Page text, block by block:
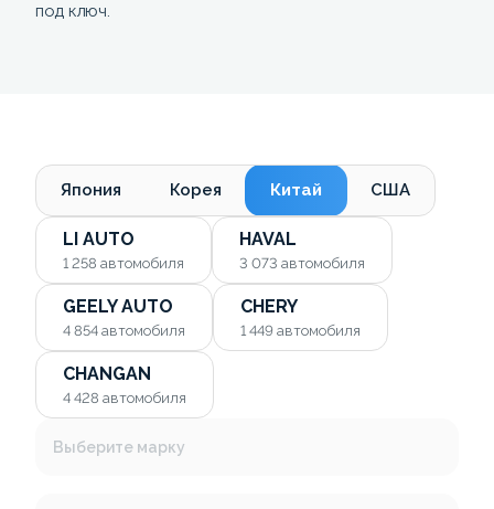
под ключ.
Япония Корея Китай США
LI AUTO
1 258 автомобиля
HAVAL
3 073 автомобиля
GEELY AUTO
4 854 автомобиля
CHERY
1 449 автомобиля
CHANGAN
4 428 автомобиля
Выберите марку